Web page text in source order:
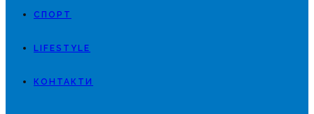
СПОРТ
LIFESTYLE
КОНТАКТИ